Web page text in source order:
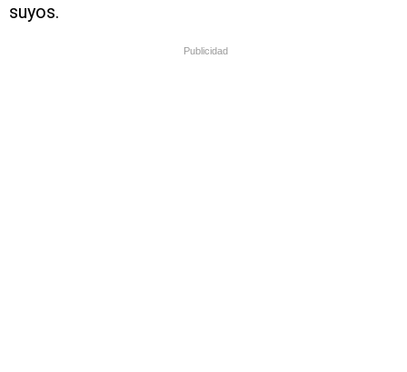
suyos.
Publicidad